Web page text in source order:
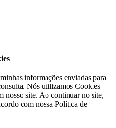
informações enviadas para
Nós utilizamos Cookies
nosso site. Ao continuar no site,
com nossa Política de